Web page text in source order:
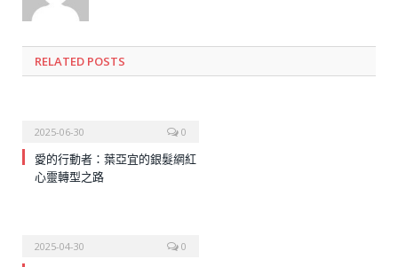
RELATED POSTS
2025-06-30 0
愛的行動者：葉亞宜的銀髮網紅
心靈轉型之路
2025-04-30 0